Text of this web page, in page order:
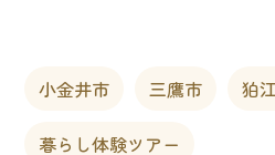
小金井市 三鷹市 狛
暮らし体験ツアー